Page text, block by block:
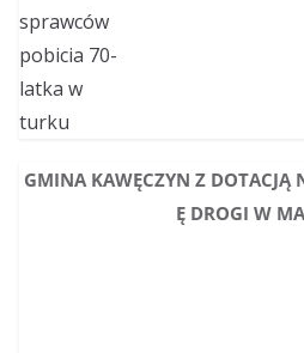
GMINA KAWĘCZYN Z DOTACJĄ
Ę DROGI W